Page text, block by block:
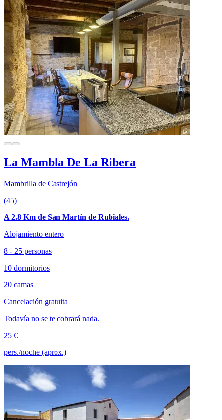
La Mambla De La Ribera
Mambrilla de Castrejón
(45)
A 2.8 Km de San Martín de Rubiales.
Alojamiento entero
8 - 25 personas
10 dormitorios
20 camas
Cancelación gratuita
Todavía no se te cobrará nada.
25 €
pers./noche (aprox.)